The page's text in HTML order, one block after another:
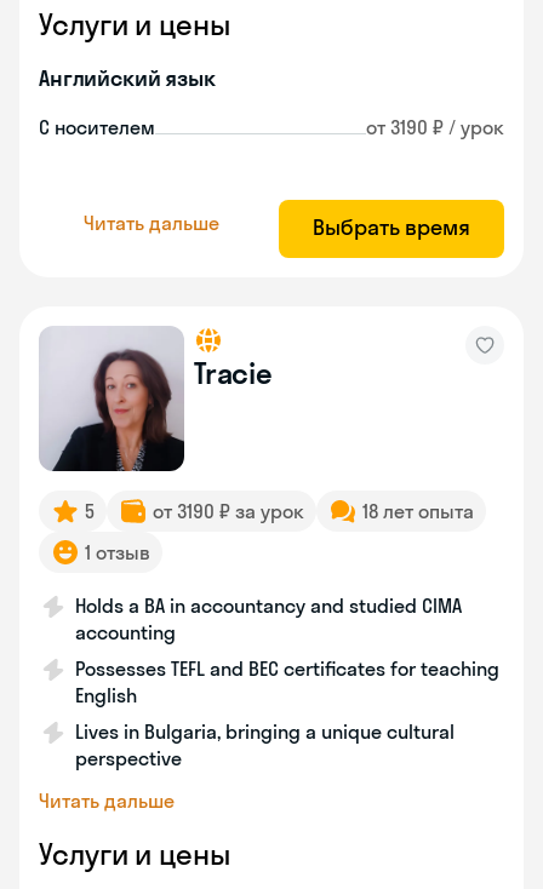
Услуги и цены
Английский язык
С носителем от 3190 ₽ / урок
Читать дальше Выбрать время
Tracie
5 от 3190 ₽ за урок
18 лет опыта
1 отзыв
Holds a BA in accountancy and studied CIMA
accounting
Possesses TEFL and BEC certificates for teaching
English
Lives in Bulgaria, bringing a unique cultural
perspective
Читать дальше
Услуги и цены